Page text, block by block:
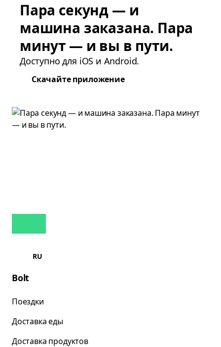
Пара секунд — и
машина заказана. Пара
минут — и вы в пути.
Доступно для iOS и Android.
Скачайте приложение
RU
Bolt
Поездки
Доставка еды
Доставка продуктов